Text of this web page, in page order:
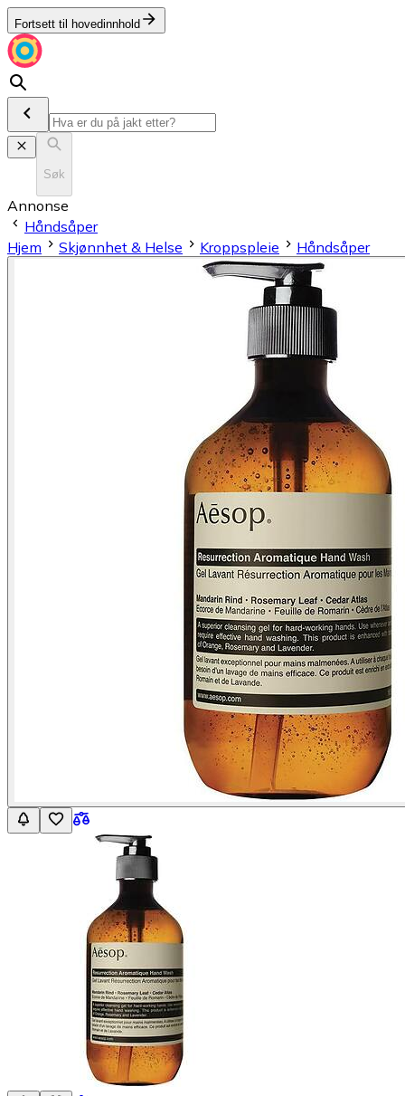
Fortsett til hovedinnhold
Søk
Annonse
Håndsåper
Hjem
Skjønnhet & Helse Kroppspleie Håndsåper